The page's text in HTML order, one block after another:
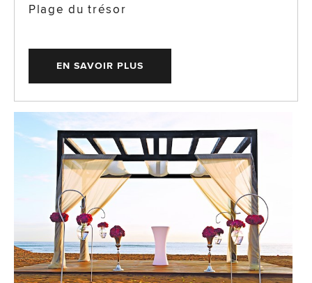
Plage du trésor
EN SAVOIR PLUS